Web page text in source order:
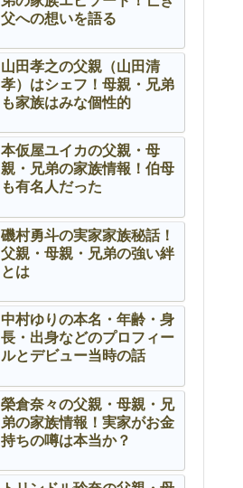
父への想いを語る
山田孝之の父親（山田清
孝）はシェフ！母親・兄弟
も家族はみな個性的
本仮屋ユイカの父親・母
親・兄弟の家族情報！伯母
も有名人だった
磯村勇斗の実家家族秘話！
父親・母親・兄弟の強い絆
とは
中村ゆりの本名・年齢・身
長・出身などのプロフィー
ルとデビュー当時の話
榮倉奈々の父親・母親・兄
弟の家族情報！実家がお金
持ちの噂は本当か？